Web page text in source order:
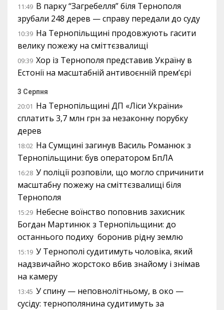
11:49 В парку “Загребелля” біля Тернополя
зрубали 248 дерев — справу передали до суду
10:39 На Тернопільщині продовжують гасити
велику пожежу на сміттєзвалищі
09:39 Хор із Тернополя представив Україну в
Естонії на масштабній антивоєнній прем’єрі
3 Серпня
20:01 На Тернопільщині ДП «Ліси України»
сплатить 3,7 млн грн за незаконну порубку
дерев
18:02 На Сумщині загинув Василь Романюк з
Тернопільщини: був оператором БпЛА
16:28 У поліції розповіли, що могло спричинити
масштабну пожежу на сміттєзвалищі біля
Тернополя
15:29 Небесне воїнство поповнив захисник
Богдан Мартинюк з Тернопільщини: до
останнього подиху боронив рідну землю
15:19 У Тернополі судитимуть чоловіка, який
надзвичайно жорстоко вбив знайому і знімав
на камеру
13:45 У спину — неповнолітньому, в око —
сусіду: тернополянина судитимуть за